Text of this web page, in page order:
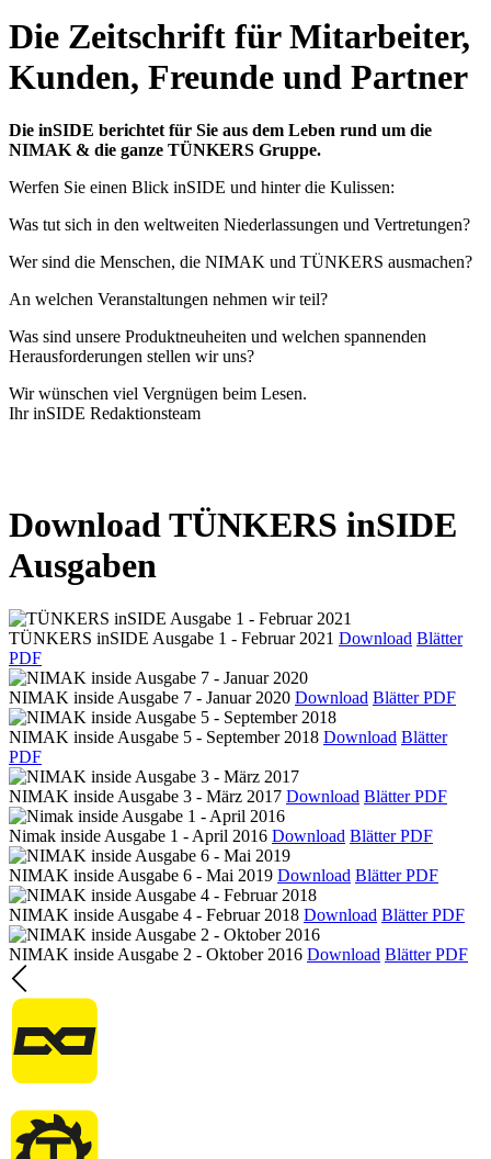
Die Zeitschrift für Mitarbeiter,
Kunden, Freunde und Partner
Die inSIDE berichtet für Sie aus dem Leben rund um die
NIMAK & die ganze TÜNKERS Gruppe.
Werfen Sie einen Blick inSIDE und hinter die Kulissen:
Was tut sich in den weltweiten Niederlassungen und Vertretungen?
Wer sind die Menschen, die NIMAK und TÜNKERS ausmachen?
An welchen Veranstaltungen nehmen wir teil?
Was sind unsere Produktneuheiten und welchen spannenden
Herausforderungen stellen wir uns?
Wir wünschen viel Vergnügen beim Lesen.
Ihr inSIDE Redaktionsteam
Download TÜNKERS inSIDE
Ausgaben
TÜNKERS inSIDE Ausgabe 1 - Februar 2021 Download Blätter
PDF
NIMAK inside Ausgabe 7 - Januar 2020 Download Blätter PDF
NIMAK inside Ausgabe 5 - September 2018 Download Blätter
PDF
NIMAK inside Ausgabe 3 - März 2017 Download Blätter PDF
Nimak inside Ausgabe 1 - April 2016 Download Blätter PDF
NIMAK inside Ausgabe 6 - Mai 2019 Download Blätter PDF
NIMAK inside Ausgabe 4 - Februar 2018 Download Blätter PDF
NIMAK inside Ausgabe 2 - Oktober 2016 Download Blätter PDF